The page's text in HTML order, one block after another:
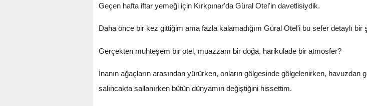
Geçen hafta iftar yemeği için Kırkpınar'da Güral Otel'in davetlisiydik.
Daha önce bir kez gittiğim ama fazla kalamadığım Güral Otel'i bu sefer detaylı bir
Gerçekten muhteşem bir otel, muazzam bir doğa, harikulade bir atmosfer?
İnanın ağaçların arasından yürürken, onların gölgesinde gölgelenirken,
salıncakta sallanırken bütün dünyamın değiştiğini hissettim.